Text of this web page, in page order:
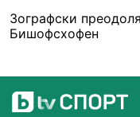
Зографски
Бишофсхофен